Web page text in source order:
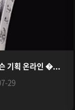
기획 온라인 �...
29